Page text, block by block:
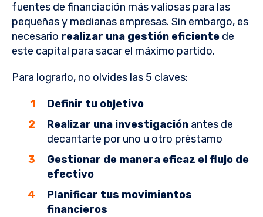
fuentes de financiación más valiosas para las
pequeñas y medianas empresas. Sin embargo, es
necesario realizar una gestión eficiente de
este capital para sacar el máximo partido.
Para lograrlo, no olvides las 5 claves:
Definir tu objetivo
Realizar una investigación antes de
decantarte por uno u otro préstamo
Gestionar de manera eficaz el flujo de
efectivo
Planificar tus movimientos
financieros